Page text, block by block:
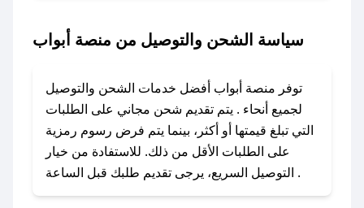
### كيف تحصل على كود خصم من منصة أبواب؟
باستخدام تطبيق صحصح، يمكنك العثور بسهولة على
تواصل معنا عبر تويتر أو البريد الإلكتروني لإضافته
بسرعة.
### كيفية استخدام كود خصم منصة أبواب؟
1. انسخ كود الخصم من تطبيق صحصح.
2. الصقه في خانة الدفع عند التسوق من منصة
سياسة الشحن والتوصيل من منصة أبواب
توفر منصة أبواب أفضل خدمات الشحن والتوصيل
لجميع أنحاء . يتم تقديم شحن مجاني على الطلبات
التي تبلغ قيمتها أو أكثر، بينما يتم فرض رسوم رمزية
على الطلبات الأقل من ذلك. للاستفادة من خيار
التوصيل السريع، يرجى تقديم طلبك قبل الساعة .